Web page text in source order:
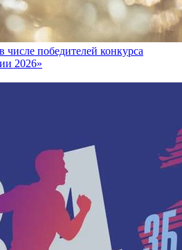
числе победителей конкурса
2026»